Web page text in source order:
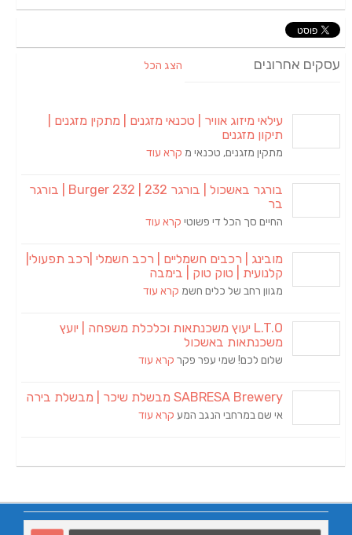
עסקים אחרונים הצג הכל
עילאי מיזוג אוויר | טכנאי מזגנים | מתקין מזגנים |
תיקון מזגנים
מתקין מזגנים, טכנאי מ קרא עוד
בורגר באשכול | בורגר 232 | Burger 232 | בורגר
בר
החיים סך הכל די פשוטי קרא עוד
מובינג | רכבים חשמליים | רכב חשמלי |רכב תפעולי|
קלנועית | טוק טוק | בימבה
מגוון רחב של כלים חשמ קרא עוד
L.T.O יעוץ משכנתאות וכלכלת משפחה | יועץ
משכנתאות באשכול
שלום לכם! שמי עפר פקר קרא עוד
SABRESA Brewery מבשלת שיכר | מבשלת בירה
אי שם במרחבי הנגב המע קרא עוד